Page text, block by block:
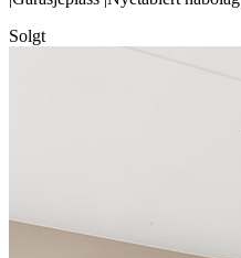
Solgt